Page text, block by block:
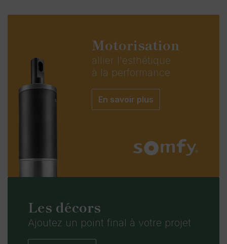
Motorisation
allier l'esthétique
à la performance
En savoir plus
Les décors
Ajoutez un point final à votre projet